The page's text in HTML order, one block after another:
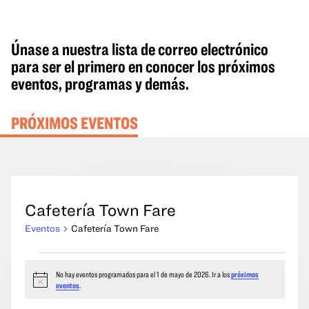
Únase a nuestra lista de correo electrónico
para ser el primero en conocer los próximos
eventos, programas y demás.
PRÓXIMOS EVENTOS
Cafetería Town Fare
Eventos Cafetería Town Fare
del
Aviso
No hay eventos programados para el 1 de mayo de 2026. Ir a lospróximos
eventos.